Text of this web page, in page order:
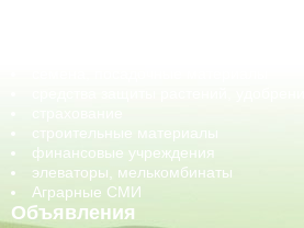
строительные материалы
финансовые учреждения
элеваторы, мелькомбинаты
Аграрные СМИ
Объявления